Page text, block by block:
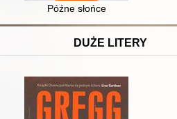
Późne słońce
DUŻE LITERY